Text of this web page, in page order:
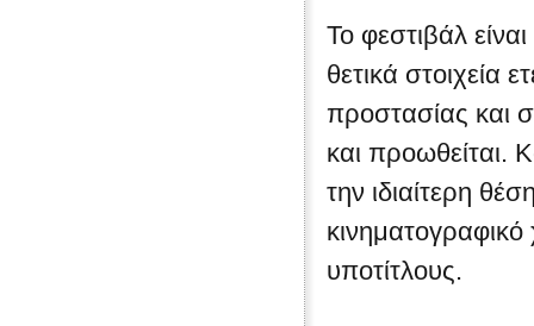
Το φεστιβάλ
θετικά στοιχεία
προστασίας και
και προωθείται.
την ιδιαίτερη
κινηματογραφικό
υποτίτλους.